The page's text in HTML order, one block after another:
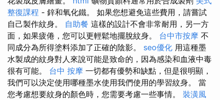
整復課程 - 鋅和氧化鐵。 如果您想避免這些費用，請嘗試
自己製作紋身。 自助餐 這樣的設計不會非常耐用，另一方
面，如果疲倦，您可以更輕鬆地擺脫紋身。 台中市按摩 不
同成分為所得塗料添加了正確的陰影。 seo優化 用這種墨
水製成的紋身對人來說可能是致命的，因為感染和血液中毒
很有可能。 台中 按摩 一切都有優勢和缺點，但是很明顯，
我們可以決定使用哪種墨水使用我們使用的學習紋身。 當
您考慮想要紋身的顏色時，您需要考慮一些事情。 裝潢風